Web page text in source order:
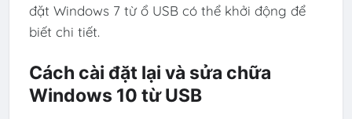
đặt Windows 7 từ ổ USB có thể khởi động để
biết chi tiết.
Cách cài đặt lại và sửa chữa
Windows 10 từ USB